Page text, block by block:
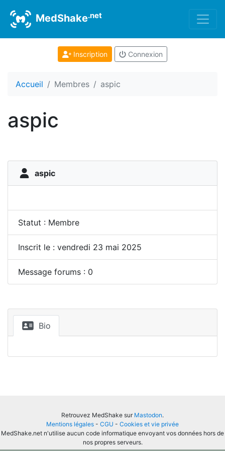
MedShake.net
Inscription Connexion
Accueil Membres aspic
aspic
aspic
Statut : Membre
Inscrit le : vendredi 23 mai 2025
Message forums : 0
Bio
Retrouvez MedShake sur Mastodon.
Mentions légales - CGU - Cookies et vie privée
MedShake.net n'utilise aucun code informatique envoyant vos données hors de
nos propres serveurs.